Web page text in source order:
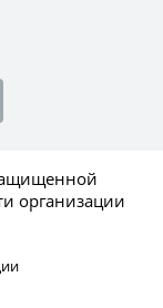
организации